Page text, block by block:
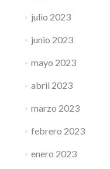
julio 2023
junio 2023
mayo 2023
abril 2023
marzo 2023
febrero 2023
enero 2023